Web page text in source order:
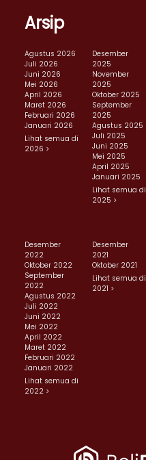
Arsip
Agustus 2026
Juli 2026
Juni 2026
Mei 2026
April 2026
Maret 2026
Februari 2026
Januari 2026
Lihat semua di
2026 >
Desember
2025
November
2025
Oktober 2025
September
2025
Agustus 2025
Juli 2025
Juni 2025
Mei 2025
April 2025
Januari 2025
Lihat semua di
2025 >
Desember
2022
Oktober 2022
September
2022
Agustus 2022
Juli 2022
Juni 2022
Mei 2022
April 2022
Maret 2022
Februari 2022
Januari 2022
Lihat semua di
2022 >
Desember
2021
Oktober 2021
Lihat semua di
2021 >